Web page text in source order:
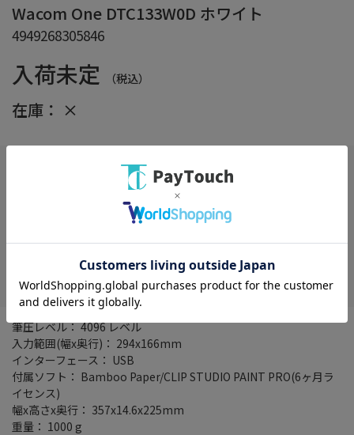
Wacom One DTC133W0D ホワイト
4949268305846
入荷未定 （税込）
在庫： ×
しっかり梱包サービス（※選択必須）
※商品の箱をエアクッションで保護し損傷を防ぎます。
在庫がありません
筆圧レベル： 4096 レベル
入力範囲(幅x奥行)： 294x166mm
インターフェース： USB
付属ソフト： Bamboo Paper/CLIP STUDIO PAINT PRO(6ヶ月ラ
イセンス)
幅x高さx奥行： 357x14.6x225mm
重量： 1000 g